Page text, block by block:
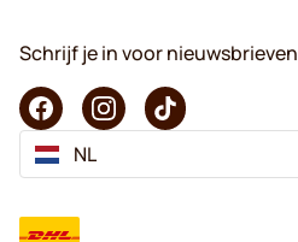
Schrijf je in voor nieuwsbrieven
NL